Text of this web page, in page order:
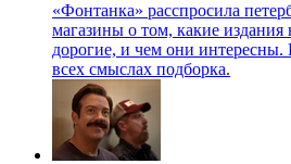
«Фонтанка» расспросила
магазины о том, какие
дорогие, и чем они интересны.
всех смыслах подборка.